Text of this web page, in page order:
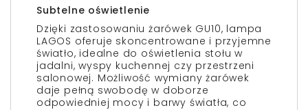
Subtelne oświetlenie
Dzięki zastosowaniu żarówek GU10, lampa
LAGOS oferuje skoncentrowane i przyjemne
światło, idealne do oświetlenia stołu w
jadalni, wyspy kuchennej czy przestrzeni
salonowej. Możliwość wymiany żarówek
daje pełną swobodę w doborze
odpowiedniej mocy i barwy światła, co